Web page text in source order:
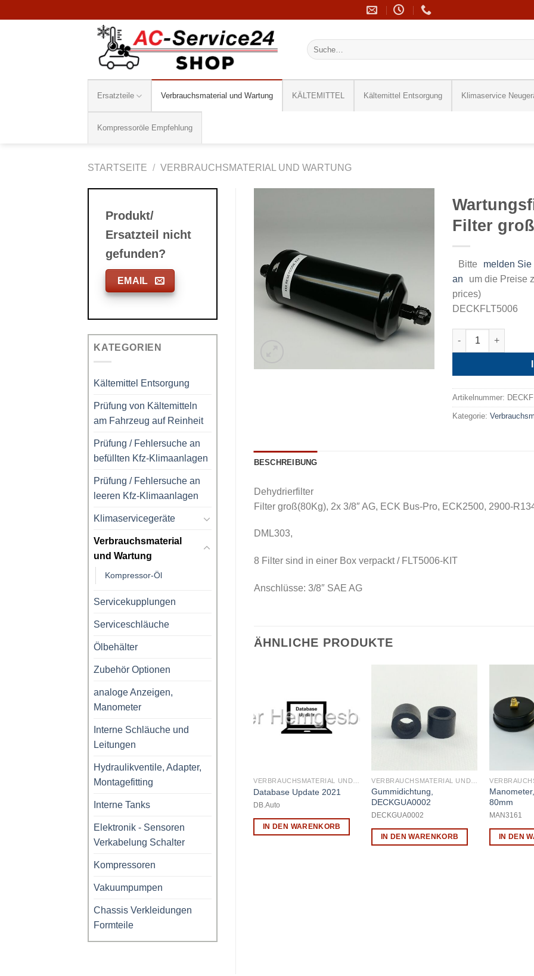
Inhalt
Suche
nach:
Ersatzteile Verbrauchsmaterial und Wartung KÄLTEMITTEL Kältemittel Entsorgung Klimaservice
Kompressoröle Empfehlung
STARTSEITE / VERBRAUCHSMATERIAL UND WARTUNG
Produkt/
Ersatzteil nicht
gefunden?
EMAIL
KATEGORIEN
Kältemittel Entsorgung
Prüfung von Kältemitteln
am Fahrzeug auf Reinheit
Prüfung / Fehlersuche an
befüllten Kfz-Klimaanlagen
Prüfung / Fehlersuche an
leeren Kfz-Klimaanlagen
Klimaservicegeräte
Verbrauchsmaterial
und Wartung
Kompressor-Öl
Servicekupplungen
Serviceschläuche
Ölbehälter
Zubehör Optionen
analoge Anzeigen,
Manometer
Interne Schläuche und
Leitungen
Hydraulikventile, Adapter,
Montagefitting
Interne Tanks
Elektronik - Sensoren
Verkabelung Schalter
Kompressoren
Vakuumpumpen
Chassis Verkleidungen
Formteile
Filter
Bitte
melden
an
um die Preise
prices)
DECKFLT5006
Wartungsfilter
Artikelnummer:
Kategorie:
BESCHREIBUNG
Dehydrierfilter
Filter groß(80Kg), 2x 3/8″ AG, ECK Bus-Pro, ECK2500, 2900-
DML303,
8 Filter sind in einer Box verpackt / FLT5006-KIT
Anschlüsse: 3/8″ SAE AG
ÄHNLICHE PRODUKTE
Database Update 2021
DB.Auto
IN DEN WARENKORB
Gummidichtung,
DECKGUA0002
DECKGUA0002
IN DEN WARENKORB
80mm
MAN3161
IN DEN
VERBRAUCHSMATERIAL UND WARTUNG
DECKAEK116-1 – R134a
DECKAEK318, DUPONT,
AEK318
IN DEN WARENKORB